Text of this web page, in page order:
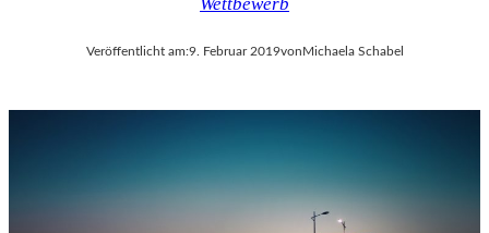
Veröffentlicht am:9. Februar 2019vonMichaela Schabel